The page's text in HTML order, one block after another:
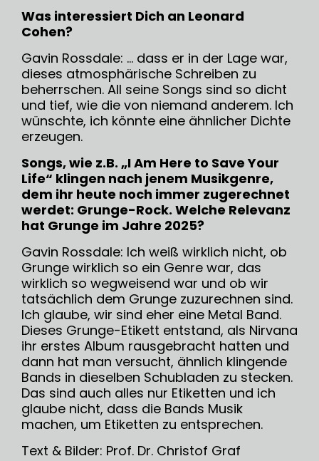
Was interessiert Dich an Leonard
Cohen?
Gavin Rossdale: … dass er in der Lage war,
dieses atmosphärische Schreiben zu
beherrschen. All seine Songs sind so dicht
und tief, wie die von niemand anderem. Ich
wünschte, ich könnte eine ähnlicher Dichte
erzeugen.
Songs, wie z.B. „I Am Here to Save Your
Life“ klingen nach jenem Musikgenre,
dem ihr heute noch immer zugerechnet
werdet: Grunge-Rock. Welche Relevanz
hat Grunge im Jahre 2025?
Gavin Rossdale: Ich weiß wirklich nicht, ob
Grunge wirklich so ein Genre war, das
wirklich so wegweisend war und ob wir
tatsächlich dem Grunge zuzurechnen sind.
Ich glaube, wir sind eher eine Metal Band.
Dieses Grunge-Etikett entstand, als Nirvana
ihr erstes Album rausgebracht hatten und
dann hat man versucht, ähnlich klingende
Bands in dieselben Schubladen zu stecken.
Das sind auch alles nur Etiketten und ich
glaube nicht, dass die Bands Musik
machen, um Etiketten zu entsprechen.
Text & Bilder: Prof. Dr. Christof Graf